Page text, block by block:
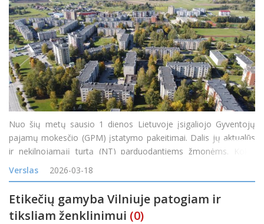
Nuo šių metų sausio 1 dienos Lietuvoje įsigaliojo Gyventojų
pajamų mokesčio (GPM) įstatymo pakeitimai. Dalis jų aktualūs
ir nekilnojamąjį turtą (NT) parduodantiems žmonėms. Kokie
svarbiausi įstatymo pakeitimai ir ką reikėtų žinoti, rengiantis
parduoti būstą, pasakoja bendrovės „Realco&l
Verslas 2026-03-18
Etikečių gamyba Vilniuje patogiam ir
tiksliam ženklinimui (0)